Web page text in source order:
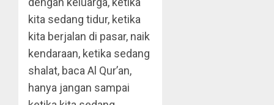
kita sedang tidur, ketika
kita berjalan di pasar, naik
kendaraan, ketika sedang
shalat, baca Al Qur’an,
hanya jangan sampai